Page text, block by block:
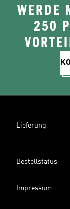
WERDE
250
Lieferung
Bestellstatus
Impressum